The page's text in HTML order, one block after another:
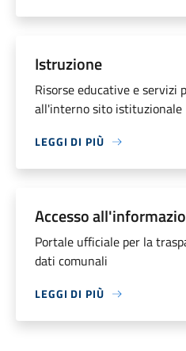
Istruzione
Risorse educative e servizi
all'interno sito istituzionale
LEGGI DI PIÙ
Accesso
Portale ufficiale per la
dati comunali
LEGGI DI PIÙ